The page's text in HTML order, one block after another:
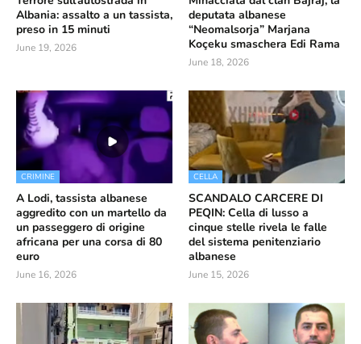
Albania: assalto a un tassista,
preso in 15 minuti
June 19, 2026
deputata albanese
“Neomalsorja” Marjana
Koçeku smaschera Edi Rama
June 18, 2026
CRIMINE
A Lodi, tassista albanese
aggredito con un martello da
un passeggero di origine
africana per una corsa di 80
euro
June 16, 2026
CELLA
SCANDALO CARCERE DI
PEQIN: Cella di lusso a
cinque stelle rivela le falle
del sistema penitenziario
albanese
June 15, 2026